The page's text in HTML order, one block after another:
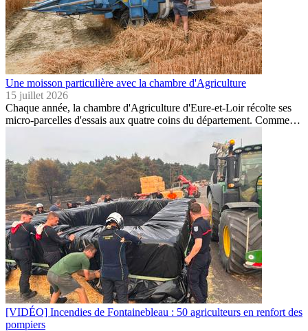
Une moisson particulière avec la chambre d'Agriculture
15 juillet 2026
Chaque année, la chambre d'Agriculture d'Eure-et-Loir récolte ses
micro-parcelles d'essais aux quatre coins du département. Comme…
[VIDÉO] Incendies de Fontainebleau : 50 agriculteurs en renfort des
pompiers